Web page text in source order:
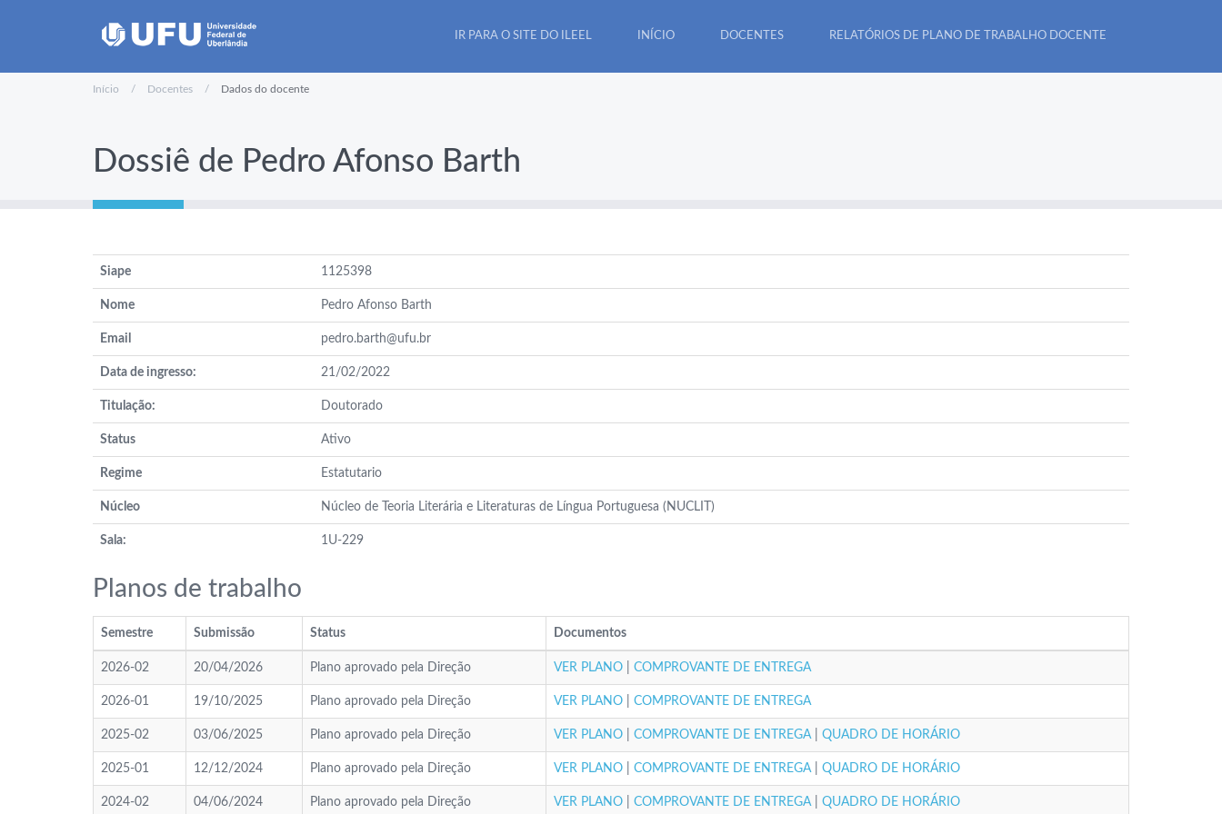
IR PARA O SITE DO ILEEL INÍCIO DOCENTES RELATÓRIOS DE PLANO DE TRABALHO DOCENTE
Início Docentes Dados do docente
Dossiê de Pedro Afonso Barth
Siape 1125398
Nome Pedro Afonso Barth
Email pedro.barth@ufu.br
Data de ingresso: 21/02/2022
Titulação: Doutorado
Status Ativo
Regime Estatutario
Núcleo Núcleo de Teoria Literária e Literaturas de Língua Portuguesa (NUCLIT)
Sala: 1U-229
Planos de trabalho
Semestre Submissão Status Documentos
2026-02 20/04/2026 Plano aprovado pela Direção VER PLANO COMPROVANTE DE ENTREGA
2026-01 19/10/2025 Plano aprovado pela Direção VER PLANO COMPROVANTE DE ENTREGA
2025-02 03/06/2025 Plano aprovado pela Direção VER PLANO COMPROVANTE DE ENTREGA| QUADRO DE HORÁRIO
2025-01 12/12/2024 Plano aprovado pela Direção VER PLANO COMPROVANTE DE ENTREGA| QUADRO DE HORÁRIO
2024-02 04/06/2024 Plano aprovado pela Direção VER PLANO COMPROVANTE DE ENTREGA| QUADRO DE HORÁRIO